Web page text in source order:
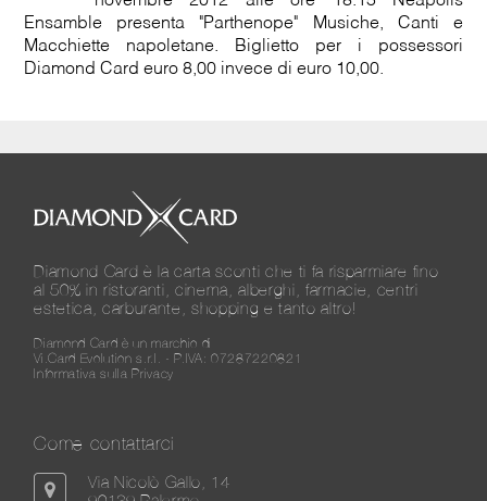
Ensamble presenta "Parthenope" Musiche, Canti e
Macchiette napoletane. Biglietto per i possessori
Diamond Card euro 8,00 invece di euro 10,00.
Diamond Card è la carta sconti che ti fa risparmiare fino
al 50% in ristoranti, cinema, alberghi, farmacie, centri
estetica, carburante, shopping e tanto altro!
Diamond Card è un marchio di
Vi.Card Evolution s.r.l. - P.IVA: 07287220821
Informativa sulla Privacy
Come contattarci
Via Nicolò Gallo, 14